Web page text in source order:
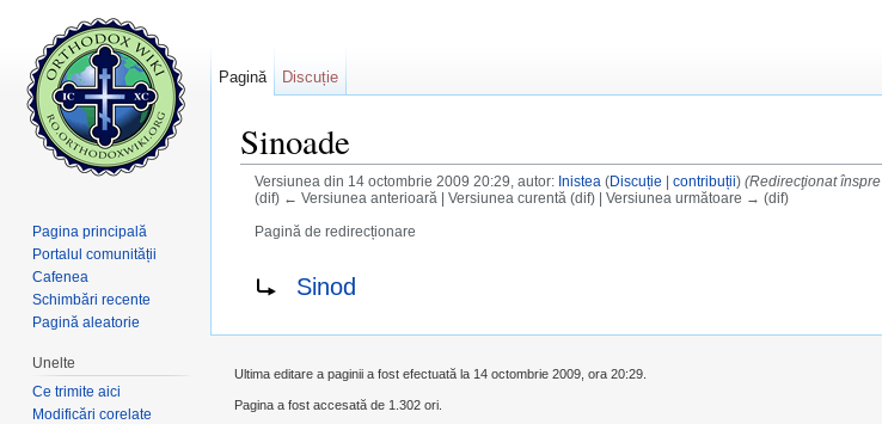
Sinoade
Versiunea din 14 octombrie 2009 20:29, autor: Inistea (Discuție contribuții) (Redirecţionat înspre
(dif) ← Versiunea anterioară | Versiunea curentă (dif) | Versiunea următoare → (dif)
Pagină de redirecționare
Redirecționare către:
Sinod
Pagină Discuție
Pagina principală
Portalul comunității
Cafenea
Schimbări recente
Pagină aleatorie
Unelte
Ce trimite aici
Modificări corelate
Ultima editare a paginii a fost efectuată la 14 octombrie 2009, ora 20:29.
Pagina a fost accesată de 1.302 ori.